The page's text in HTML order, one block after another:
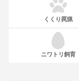
くくり罠猟
ニワトリ飼育